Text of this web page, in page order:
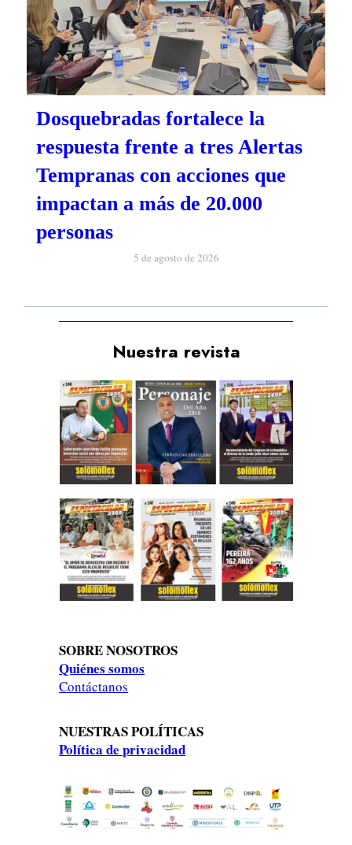
Dosquebradas fortalece la
respuesta frente a tres Alertas
Tempranas con acciones que
impactan a más de 20.000
personas
5 de agosto de 2026
Nuestra revista
SOBRE NOSOTROS
Quiénes somos
Contáctanos
NUESTRAS POLÍTICAS
Política de privacidad